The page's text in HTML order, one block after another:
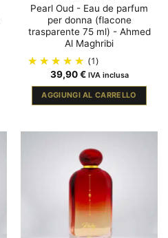
Pearl Oud - Eau de parfum
per donna (flacone
trasparente 75 ml) - Ahmed
Al Maghribi
(1)
39,90€ IVA inclusa
AGGIUNGI AL CARRELLO